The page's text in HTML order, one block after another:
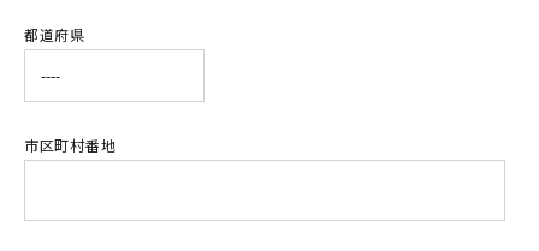
オプション
都道府県
市区町村番地